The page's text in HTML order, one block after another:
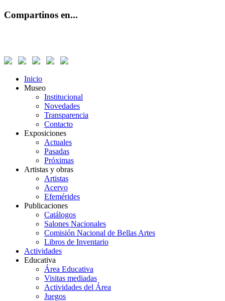
Compartinos en...
Inicio
Museo
Institucional
Novedades
Transparencia
Contacto
Exposiciones
Actuales
Pasadas
Próximas
Artistas y obras
Artistas
Acervo
Efemérides
Publicaciones
Catálogos
Salones Nacionales
Comisión Nacional de Bellas Artes
Libros de Inventario
Actividades
Educativa
Área Educativa
Visitas mediadas
Actividades del Área
Juegos